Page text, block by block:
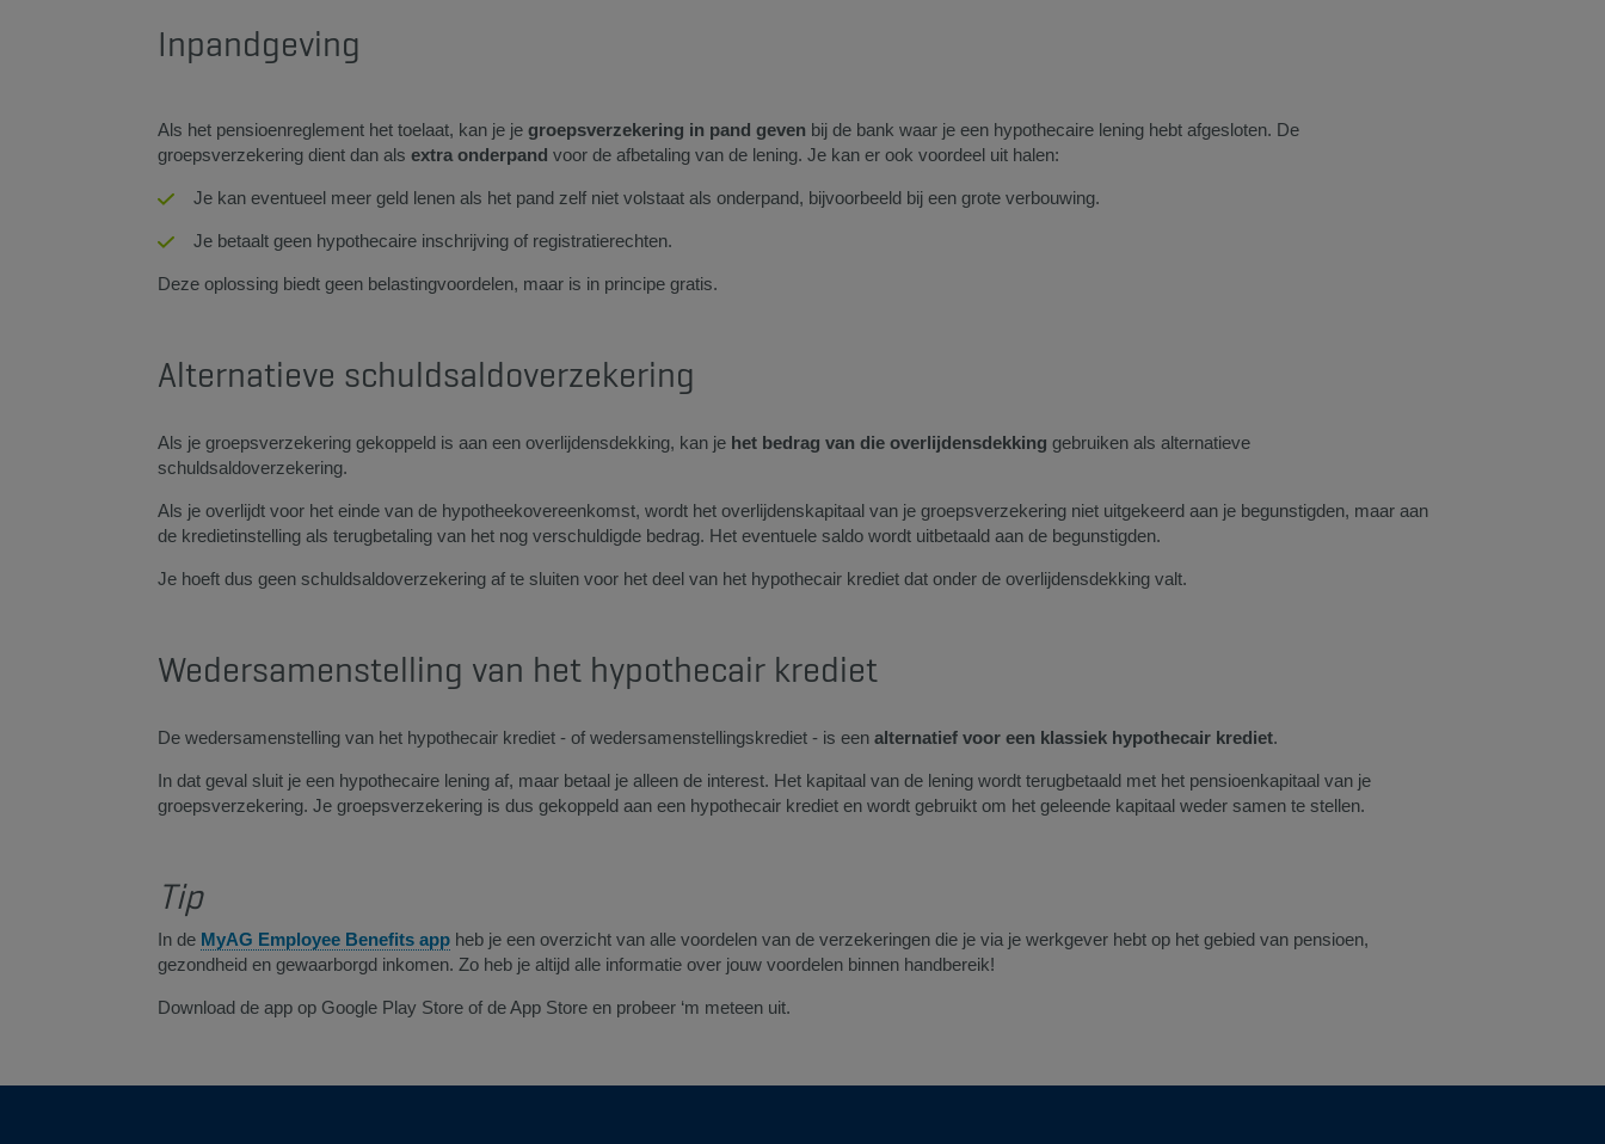
Inpandgeving
Als het pensioenreglement het toelaat, kan je je groepsverzekering in pand geven bij de bank waar je een hypothecaire lening hebt afgesloten. De
groepsverzekering dient dan als extra onderpand voor de afbetaling van de lening. Je kan er ook voordeel uit halen:
Je kan eventueel meer geld lenen als het pand zelf niet volstaat als onderpand, bijvoorbeeld bij een grote verbouwing.
Je betaalt geen hypothecaire inschrijving of registratierechten.
Deze oplossing biedt geen belastingvoordelen, maar is in principe gratis.
Alternatieve schuldsaldoverzekering
Als je groepsverzekering gekoppeld is aan een overlijdensdekking, kan je het bedrag van die overlijdensdekking gebruiken als alternatieve
schuldsaldoverzekering.
Als je overlijdt voor het einde van de hypotheekovereenkomst, wordt het overlijdenskapitaal van je groepsverzekering niet uitgekeerd aan je begunstigden, maar aan
de kredietinstelling als terugbetaling van het nog verschuldigde bedrag. Het eventuele saldo wordt uitbetaald aan de begunstigden.
Je hoeft dus geen schuldsaldoverzekering af te sluiten voor het deel van het hypothecair krediet dat onder de overlijdensdekking valt.
Wedersamenstelling van het hypothecair krediet
De wedersamenstelling van het hypothecair krediet - of wedersamenstellingskrediet - is een alternatief voor een klassiek hypothecair krediet.
In dat geval sluit je een hypothecaire lening af, maar betaal je alleen de interest. Het kapitaal van de lening wordt terugbetaald met het pensioenkapitaal van je
groepsverzekering. Je groepsverzekering is dus gekoppeld aan een hypothecair krediet en wordt gebruikt om het geleende kapitaal weder samen te stellen.
Tip
In de MyAG Employee Benefits app heb je een overzicht van alle voordelen van de verzekeringen die je via je werkgever hebt op het gebied van pensioen,
gezondheid en gewaarborgd inkomen. Zo heb je altijd alle informatie over jouw voordelen binnen handbereik!
Download de app op Google Play Store of de App Store en probeer ‘m meteen uit.